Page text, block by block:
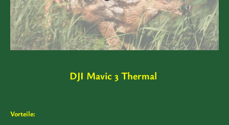
DJI Mavic 3 Thermal
Vorteile: